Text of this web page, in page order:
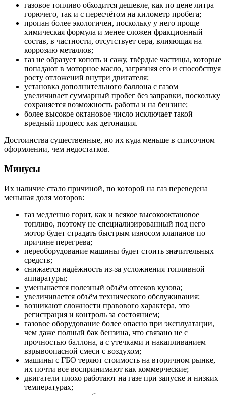
газовое топливо обходится дешевле, как по цене литра
горючего, так и с пересчётом на километр пробега;
пропан более экологичен, поскольку у него проще
химическая формула и менее сложен фракционный
состав, в частности, отсутствует сера, влияющая на
коррозию металлов;
газ не образует копоть и сажу, твёрдые частицы, которые
попадают в моторное масло, загрязняя его и способствуя
росту отложений внутри двигателя;
установка дополнительного баллона с газом
увеличивает суммарный пробег без заправки, поскольку
сохраняется возможность работы и на бензине;
более высокое октановое число исключает такой
вредный процесс как детонация.
Достоинства существенные, но их куда меньше в списочном
оформлении, чем недостатков.
Минусы
Их наличие стало причиной, по которой на газ переведена
меньшая доля моторов:
газ медленно горит, как и всякое высокооктановое
топливо, поэтому не специализированный под него
мотор будет страдать быстрым износом клапанов по
причине перегрева;
переоборудование машины будет стоить значительных
средств;
снижается надёжность из-за усложнения топливной
аппаратуры;
уменьшается полезный объём отсеков кузова;
увеличивается объём технического обслуживания;
возникают сложности правового характера, это
регистрация и контроль за состоянием;
газовое оборудование более опасно при эксплуатации,
чем даже полный бак бензина, что связано не с
прочностью баллона, а с утечками и накапливанием
взрывоопасной смеси с воздухом;
машины с ГБО теряют стоимость на вторичном рынке,
их почти все воспринимают как коммерческие;
двигатели плохо работают на газе при запуске и низких
температурах;